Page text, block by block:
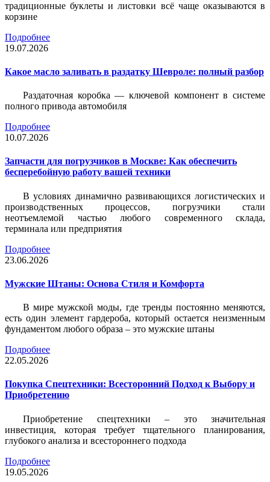
традиционные буклеты и листовки всё чаще оказываются в
корзине
Подробнее
19.07.2026
Какое масло заливать в раздатку Шевроле: полный разбор
Раздаточная коробка — ключевой компонент в системе
полного привода автомобиля
Подробнее
10.07.2026
Запчасти для погрузчиков в Москве: Как обеспечить
бесперебойную работу вашей техники
В условиях динамично развивающихся логистических и
производственных процессов, погрузчики стали
неотъемлемой частью любого современного склада,
терминала или предприятия
Подробнее
23.06.2026
Мужские Штаны: Основа Стиля и Комфорта
В мире мужской моды, где тренды постоянно меняются,
есть один элемент гардероба, который остается неизменным
фундаментом любого образа – это мужские штаны
Подробнее
22.05.2026
Покупка Спецтехники: Всесторонний Подход к Выбору и
Приобретению
Приобретение спецтехники – это значительная
инвестиция, которая требует тщательного планирования,
глубокого анализа и всестороннего подхода
Подробнее
19.05.2026